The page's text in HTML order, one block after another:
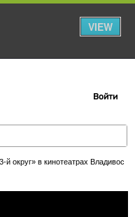
VIEW
Войти
в кинотеатрах Владивостока. Купить билеты!